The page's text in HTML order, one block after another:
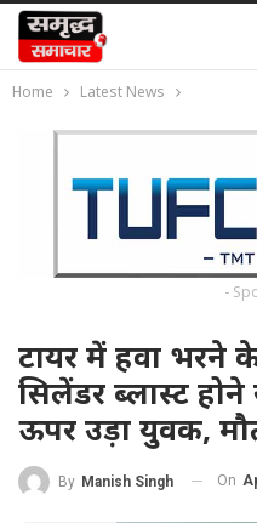
Home Latest News
-
टायर में हवा भरने के
सिलेंडर ब्लास्ट
ऊपर उड़ा युवक,
By Manish Singh On